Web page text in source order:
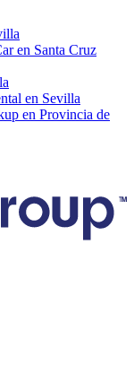
en Santa Cruz
en Sevilla
en Provincia de